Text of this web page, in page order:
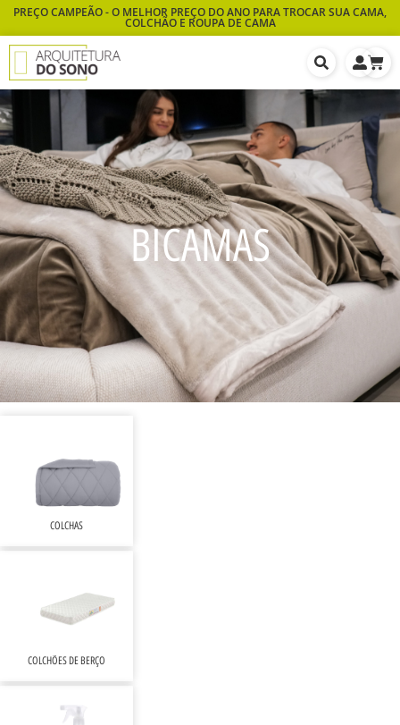
PREÇO CAMPEÃO - O MELHOR PREÇO DO ANO PARA TROCAR SUA CAMA,
COLCHÃO E ROUPA DE CAMA
BICAMAS
COLCHÕES DE BERÇO
COLCHAS